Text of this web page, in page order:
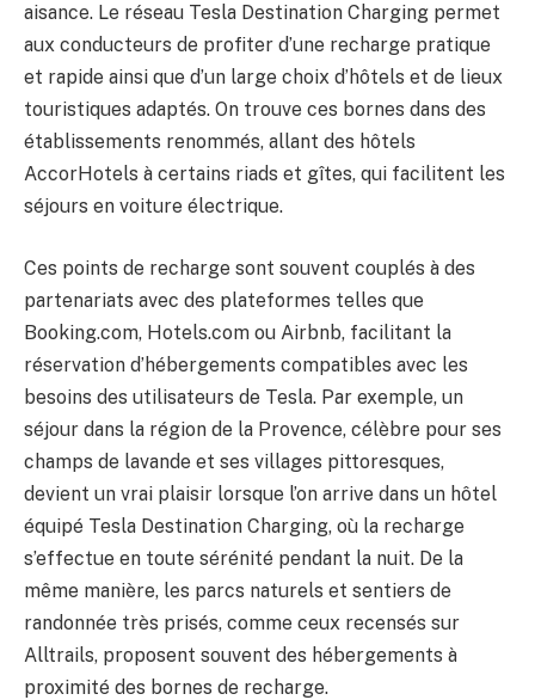
aisance. Le réseau Tesla Destination Charging permet
aux conducteurs de profiter d’une recharge pratique
et rapide ainsi que d’un large choix d’hôtels et de lieux
touristiques adaptés. On trouve ces bornes dans des
établissements renommés, allant des hôtels
AccorHotels à certains riads et gîtes, qui facilitent les
séjours en voiture électrique.
Ces points de recharge sont souvent couplés à des
partenariats avec des plateformes telles que
Booking.com, Hotels.com ou Airbnb, facilitant la
réservation d’hébergements compatibles avec les
besoins des utilisateurs de Tesla. Par exemple, un
séjour dans la région de la Provence, célèbre pour ses
champs de lavande et ses villages pittoresques,
devient un vrai plaisir lorsque l’on arrive dans un hôtel
équipé Tesla Destination Charging, où la recharge
s’effectue en toute sérénité pendant la nuit. De la
même manière, les parcs naturels et sentiers de
randonnée très prisés, comme ceux recensés sur
Alltrails, proposent souvent des hébergements à
proximité des bornes de recharge.